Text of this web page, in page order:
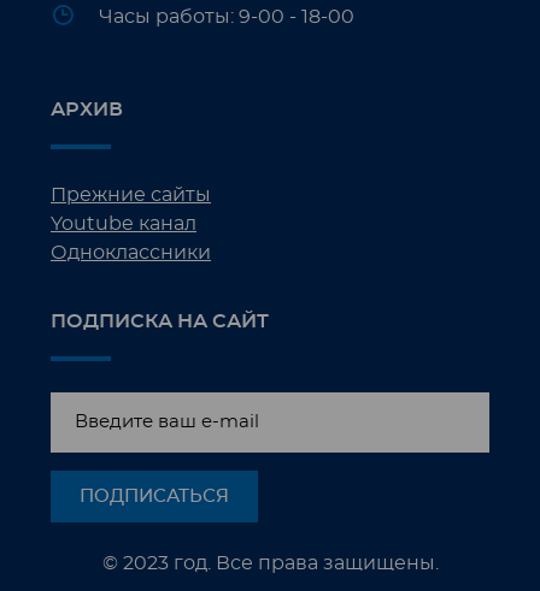
Часы работы: 9-00 - 18-00
АРХИВ
Прежние сайты
Youtube канал
Одноклассники
ПОДПИСКА НА САЙТ
© 2023 год. Все права защищены.